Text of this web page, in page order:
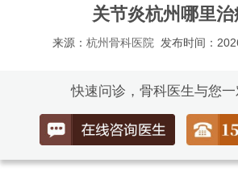
关节炎杭州哪里
来源： 杭州骨科医院 发布时间：
快速问诊，骨科医生与您